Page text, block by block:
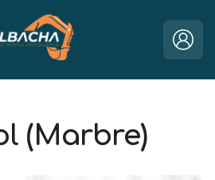
(Marbre)